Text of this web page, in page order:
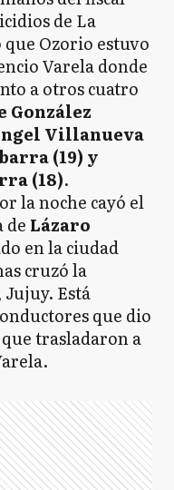
de La
Ozorio estuvo
Varela donde
a otros cuatro
González
Villanueva
(19) y
(18).
la noche cayó el
de Lázaro
en la ciudad
cruzó la
Jujuy. Está
que dio
trasladaron a